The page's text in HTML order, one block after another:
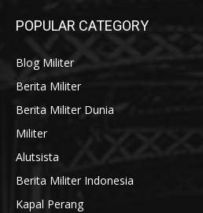
POPULAR CATEGORY
Blog Militer
Berita Militer
Berita Militer Dunia
Militer
Alutsista
Berita Militer Indonesia
Kapal Perang